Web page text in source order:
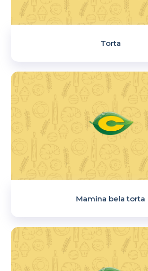
Torta
Mamina bela torta